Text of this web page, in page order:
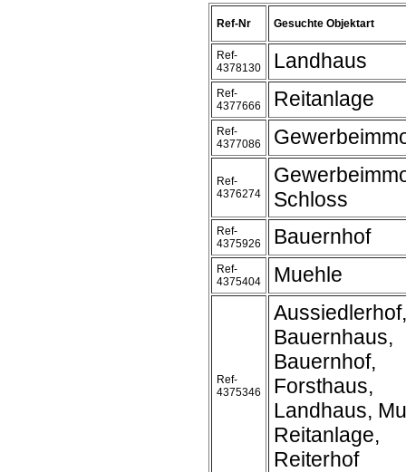
Ref-Nr Gesuchte Objektart
Ref-
4378130
Landhaus
Ref-
4377666
Reitanlage
Ref-
4377086
Ref-
4376274
Schloss
Ref-
4375926
Bauernhof
Ref-
4375404
Muehle
Ref-
4375346
Aussiedlerhof,
Bauernhaus,
Bauernhof,
Forsthaus,
Landhaus,
Reitanlage,
Reiterhof